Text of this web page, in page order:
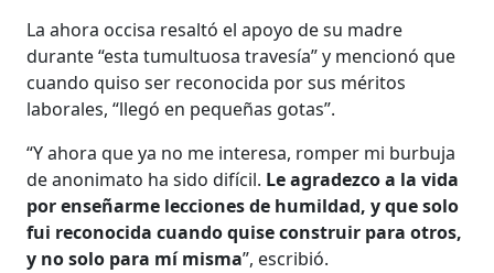
La ahora occisa resaltó el apoyo de su madre
durante “esta tumultuosa travesía” y mencionó que
cuando quiso ser reconocida por sus méritos
laborales, “llegó en pequeñas gotas”.
“Y ahora que ya no me interesa, romper mi burbuja
de anonimato ha sido difícil. Le agradezco a la vida
por enseñarme lecciones de humildad, y que solo
fui reconocida cuando quise construir para otros,
y no solo para mí misma”, escribió.